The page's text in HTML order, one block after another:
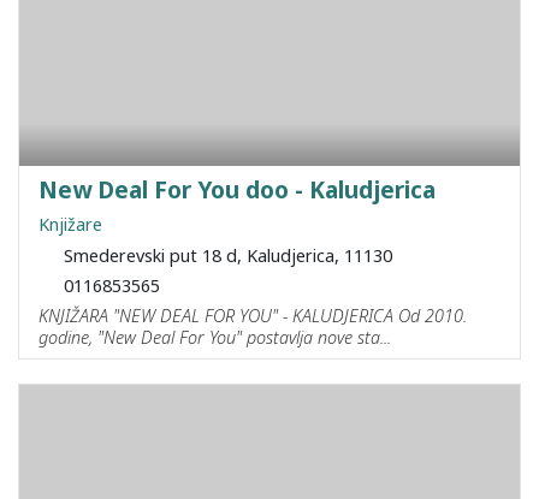
New Deal For You doo - Kaludjerica
Knjižare
Smederevski put 18 d, Kaludjerica, 11130
0116853565
KNJIŽARA "NEW DEAL FOR YOU" - KALUDJERICA Od 2010.
godine, "New Deal For You" postavlja nove sta...